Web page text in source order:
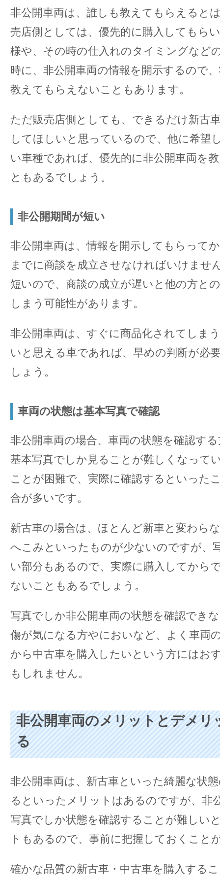
非公開車両は、誰しも教えてもらえると
売店側としては、優先的に購入してもら
様や、その時の仕入れのタイミングなど
時に、非公開車両の情報を開示するので
教えてもらえないこともあります。
ただ販売店側としても、できるだけ新古
してほしいと思っているので、他に希望
い車種であれば、優先的に非公開車両を
ともあるでしょう。
非公開期間が短い
非公開車両は、情報を開示してもらって
までに商談を成立させなければいけませ
短いので、商談の成立が遅いと他の方と
しまう可能性があります。
非公開車両は、すぐに商品化されてしま
いと思える車であれば、早めの判断が必
しょう。
車両の状態は基本写真で確認
非公開車両の場合、車両の状態を確認す
基本写真でしか見ることが難しくなって
ことが困難で、実際に確認するといった
合が多いです。
新古車の場合は、ほとんど新車と変わら
へこみといったものが少ないのですが、
い部分もあるので、実際に購入してから
ないこともあるでしょう。
写真でしか非公開車両の状態を確認でき
傷が気になる方やにおいなど、よく車両
から中古車を購入したいという方にはお
もしれません。
非公開車両のメリットとデメリ
る
非公開車両は、新古車といった綺麗な状
るといったメリットはあるのですが、非
写真でしか状態を確認することが難しい
トもあるので、事前に把握しておくこと
確かな品質の新古車・中古車を購入する